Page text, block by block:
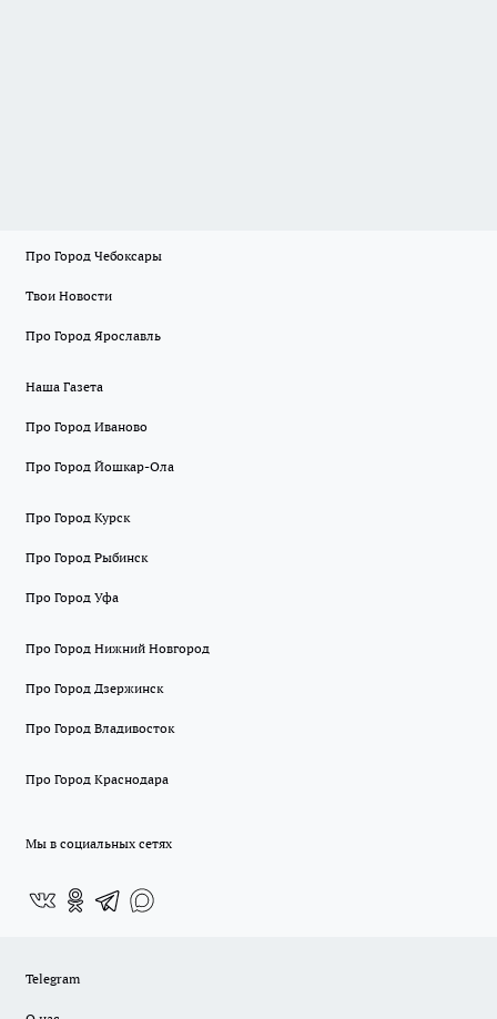
Про Город Чебоксары
Твои Новости
Про Город Ярославль
Наша Газета
Про Город Иваново
Про Город Йошкар-Ола
Про Город Курск
Про Город Рыбинск
Про Город Уфа
Про Город Нижний Новгород
Про Город Дзержинск
Про Город Владивосток
Про Город Краснодара
Мы в социальных сетях
Telegram